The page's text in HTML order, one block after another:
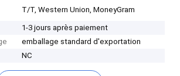
T/T, Western Union, MoneyGram
1-3 jours après paiement
emballage standard d'exportation
NC